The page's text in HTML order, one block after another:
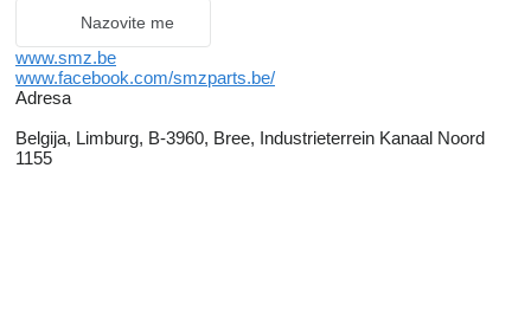
Nazovite me
www.smz.be
www.facebook.com/smzparts.be/
Adresa
Belgija, Limburg, B-3960, Bree, Industrieterrein Kanaal Noord
1155